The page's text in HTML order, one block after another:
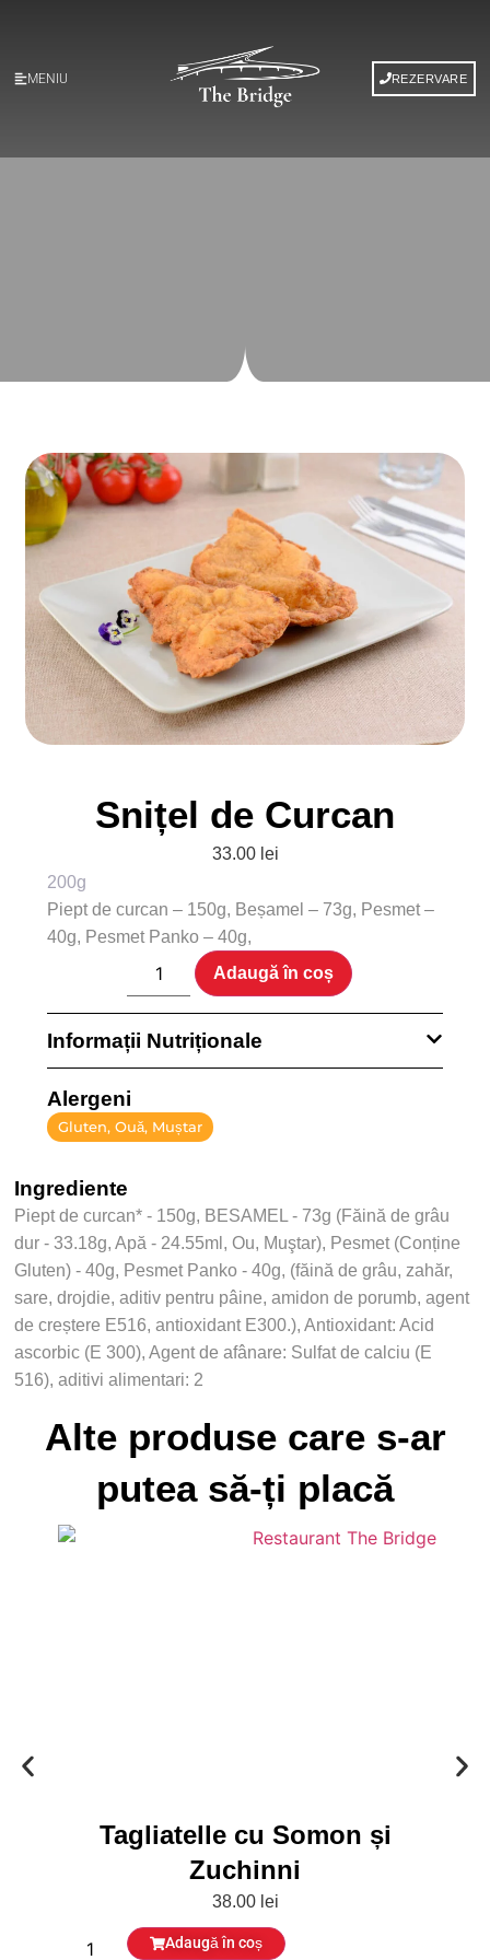
MENIU REZERVARE
Snițel de Curcan
33.00 lei
200g
Piept de curcan – 150g, Beșamel – 73g, Pesmet –
40g, Pesmet Panko – 40g,
Adaugă în coș
Informații Nutriționale
Alergeni
Gluten, Ouă, Muștar
Ingrediente
Piept de curcan* - 150g, BESAMEL - 73g (Făină de grâu
dur - 33.18g, Apă - 24.55ml, Ou, Muştar), Pesmet (Conține
Gluten) - 40g, Pesmet Panko - 40g, (făină de grâu, zahăr,
sare, drojdie, aditiv pentru pâine, amidon de porumb, agent
de creștere E516, antioxidant E300.), Antioxidant: Acid
ascorbic (E 300), Agent de afânare: Sulfat de calciu (E
516), aditivi alimentari: 2
Alte produse care s-ar
putea să-ți placă
Tagliatelle cu Somon și
Zuchinni
38.00 lei
Adaugă în coș